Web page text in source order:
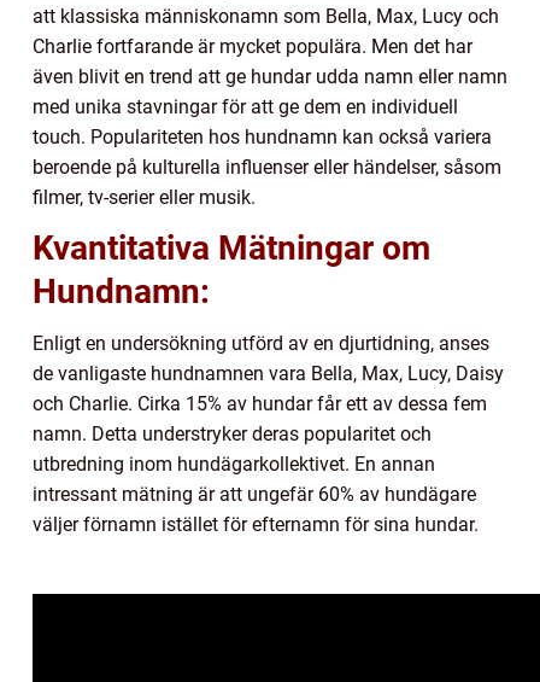
att klassiska människonamn som Bella, Max, Lucy och
Charlie fortfarande är mycket populära. Men det har
även blivit en trend att ge hundar udda namn eller namn
med unika stavningar för att ge dem en individuell
touch. Populariteten hos hundnamn kan också variera
beroende på kulturella influenser eller händelser, såsom
filmer, tv-serier eller musik.
Kvantitativa Mätningar om
Hundnamn:
Enligt en undersökning utförd av en djurtidning, anses
de vanligaste hundnamnen vara Bella, Max, Lucy, Daisy
och Charlie. Cirka 15% av hundar får ett av dessa fem
namn. Detta understryker deras popularitet och
utbredning inom hundägarkollektivet. En annan
intressant mätning är att ungefär 60% av hundägare
väljer förnamn istället för efternamn för sina hundar.